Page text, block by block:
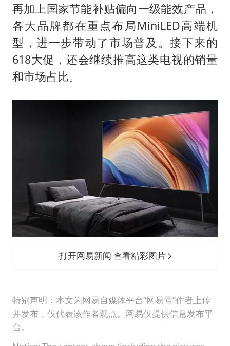
再加上国家节能补贴偏向一级能效产品，
各大品牌都在重点布局MiniLED高端机
型，进一步带动了市场普及。接下来的
618大促，还会继续推高这类电视的销量
和市场占比。
打开网易新闻 查看精彩图片
特别声明：本文为网易自媒体平台“网易号”作者上传
并发布，仅代表该作者观点。网易仅提供信息发布平
台。